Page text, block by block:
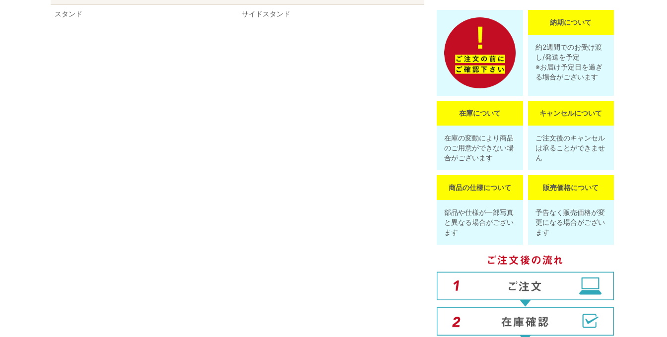
スタンド サイドスタンド
納期について
約2週間でのお受け渡
し/発送を予定
※お届け予定日を過ぎ
る場合がございます
在庫について
在庫の変動により商品
のご用意ができない場
合がございます
キャンセルについて
ご注文後のキャンセル
は承ることができませ
ん
商品の仕様について
部品や仕様が一部写真
と異なる場合がござい
ます
販売価格について
予告なく販売価格が変
更になる場合がござい
ます